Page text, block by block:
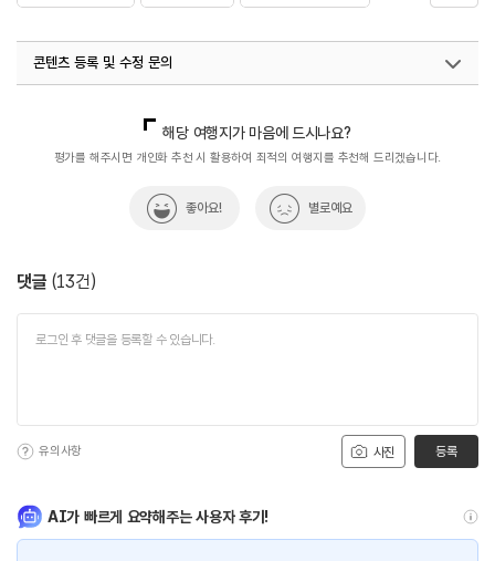
수용인원
자연사 교실 수강생 16명
규모
부지면적 29,223㎡ / 건축연면적 9,166㎡ / 자연사관
6,611㎡ / 문예역사관 2,555㎡
생활도자박물관 전체 관람 가능
주요시설
자연사관, 문예역사관
[자연사교실 수강생 모집]
- 장기 / 단기 수강료 : 77,000원~88,000원 / 10,000원
#육식공룡알둥지화석
#한국의공룡
콘텐츠 등록 및 수정 문의
열린관광콘텐츠팀(열린관광-모두의여행)
033-738-3425
해당 여행지가 마음에 드시나요?
평가를 해주시면 개인화 추천 시 활용하여 최적의 여행지를 추천해 드리겠습니다.
좋아요! 별로예요
댓글 (13건)
사진
유의사항 등록
AI가 빠르게 요약해주는 사용자 후기!